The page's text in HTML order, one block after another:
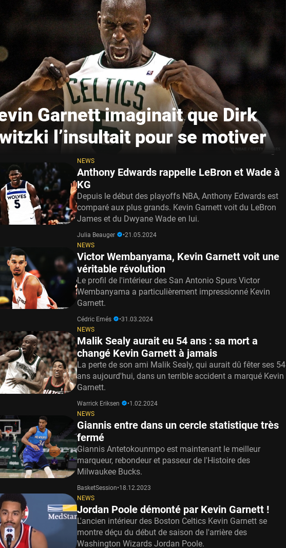
Garnett imaginait que Dirk
l’insultait pour se motiver
NEWS
Anthony Edwards rappelle LeBron et Wade à
KG
Depuis le début des playoffs NBA, Anthony Edwards est
comparé aux plus grands. Kevin Garnett voit du LeBron
James et du Dwyane Wade en lui.
Julia Beauger •21.05.2024
NEWS
Victor Wembanyama, Kevin Garnett voit une
véritable révolution
Le profil de l'intérieur des San Antonio Spurs Victor
Wembanyama a particulièrement impressionné Kevin
Garnett.
Cédric Emés •31.03.2024
NEWS
Malik Sealy aurait eu 54 ans : sa mort a
changé Kevin Garnett à jamais
La perte de son ami Malik Sealy, qui aurait dû fêter ses 54
ans aujourd'hui, dans un terrible accident a marqué Kevin
Garnett.
Warrick Eriksen •1.02.2024
NEWS
Giannis entre dans un cercle statistique très
fermé
Giannis Antetokounmpo est maintenant le meilleur
marqueur, rebondeur et passeur de l'Histoire des
Milwaukee Bucks.
BasketSession•18.12.2023
NEWS
Jordan Poole démonté par Kevin Garnett !
L'ancien intérieur des Boston Celtics Kevin Garnett se
montre déçu du début de saison de l'arrière des
Washington Wizards Jordan Poole.